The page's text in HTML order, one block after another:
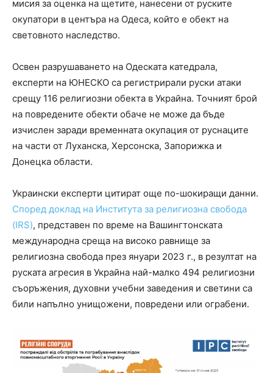
мисия за оценка на щетите, нанесени от руските
окупатори в центъра на Одеса, който е обект на
световното наследство.
Освен разрушаването на Одеската катедрала,
експерти на ЮНЕСКО са регистрирали руски атаки
срещу 116 религиозни обекта в Украйна. Точният брой
на повредените обекти обаче не може да бъде
изчислен заради временната окупация от руснаците
на части от Луханска, Херсонска, Запорижка и
Донецка области.
Украински експерти цитират още по-шокиращи данни.
Според доклад на Института за религиозна свобода
(IRS), представен по време на Вашингтонската
международна среща на високо равнище за
религиозна свобода през януари 2023 г., в резултат на
руската агресия в Украйна най-малко 494 религиозни
съоръжения, духовни учебни заведения и светини са
били напълно унищожени, повредени или ограбени.